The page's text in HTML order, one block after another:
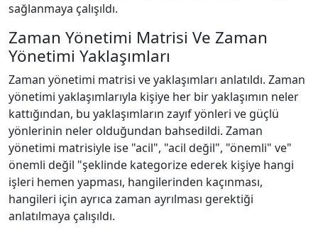
sağlanmaya çalışıldı.
Zaman Yönetimi Matrisi Ve Zaman
Yönetimi Yaklaşımları
Zaman yönetimi matrisi ve yaklaşımları anlatıldı. Zaman
yönetimi yaklaşımlarıyla kişiye her bir yaklaşımın neler
kattığından, bu yaklaşımların zayıf yönleri ve güçlü
yönlerinin neler olduğundan bahsedildi. Zaman
yönetimi matrisiyle ise "acil", "acil değil", "önemli" ve"
önemli değil "şeklinde kategorize ederek kişiye hangi
işleri hemen yapması, hangilerinden kaçınması,
hangileri için ayrıca zaman ayrılması gerektiği
anlatılmaya çalışıldı.